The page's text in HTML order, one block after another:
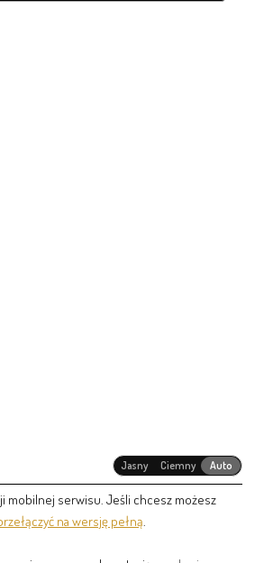
Jasny Ciemny Auto
mobilnej serwisu. Jeśli chcesz możesz
na wersję pełną